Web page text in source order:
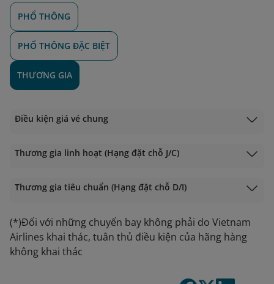
PHỔ THÔNG
PHỔ THÔNG ĐẶC BIỆT
THƯƠNG GIA
Điều kiện giá vé chung
Thương gia linh hoạt (Hạng đặt chỗ J/C)
Thương gia tiêu chuẩn (Hạng đặt chỗ D/I)
(*)Đối với những chuyến bay không phải do Vietnam
Airlines khai thác, tuân thủ điều kiện của hãng hàng
không khai thác